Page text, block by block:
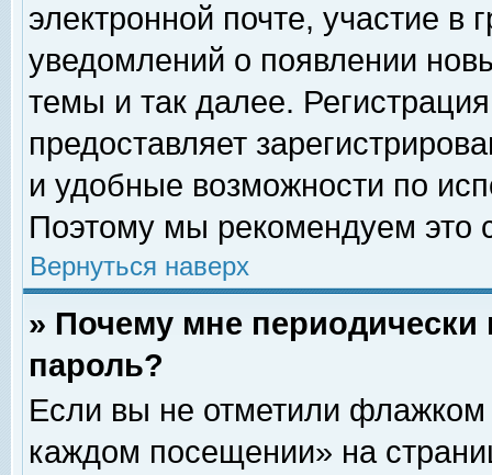
электронной почте, участие в
уведомлений о появлении
темы и так далее.
предоставляет
и удобные возможности по
Поэтому мы рекомендуем это
Вернуться наверх
» Почему мне
пароль?
Если вы не отметили флажком
каждом посещении» на